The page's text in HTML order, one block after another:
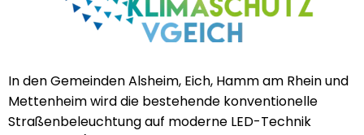
In den Gemeinden Alsheim, Eich, Hamm am Rhein und
Mettenheim wird die bestehende konventionelle
Straßenbeleuchtung auf moderne LED-Technik